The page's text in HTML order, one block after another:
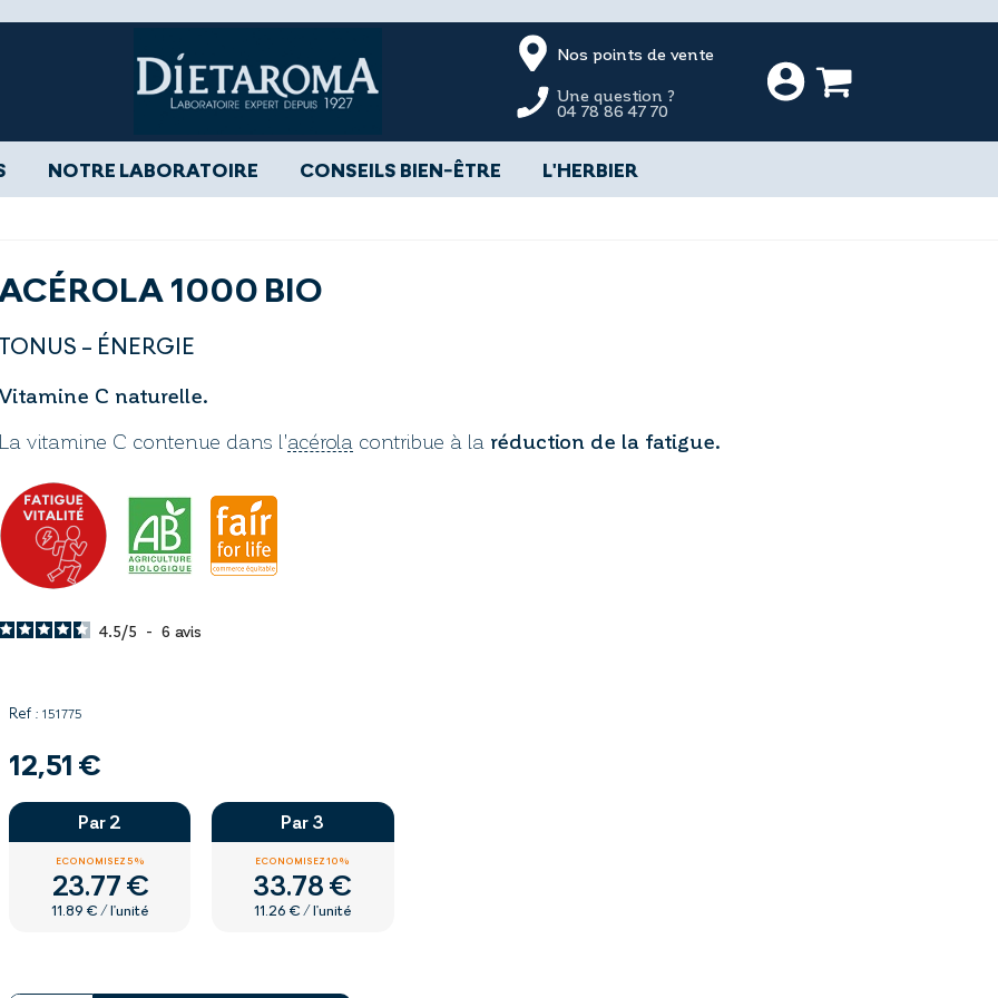
Une question ?
04 78 86 47 70
Nos points de vente
NOTRE LABORATOIRE CONSEILS BIEN-ÊTRE L'HERBIER
1000 BIO
- ÉNERGIE
C naturelle.
vitamine C contenue dans l'acérola contribue à la réduction de la fatigue.
4.5/5 - 6avis
Ref : 151775
12,51 €
Par 2
ECONOMISEZ 5%
23.77 €
11.89 € / l'unité
Par 3
ECONOMISEZ 10%
33.78 €
11.26 € / l'unité